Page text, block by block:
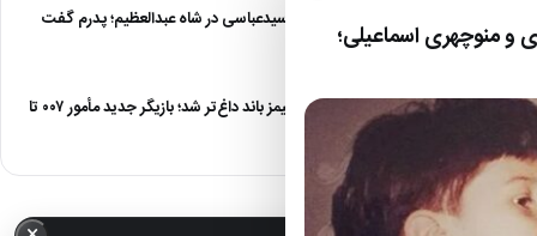
درگیری شدید داود سیدعباسی در شاه عبدالعظیم؛ پدرم گفت
طرف مُرد!
رقابت برای نقش جیمز باند داغ‌تر شد؛ بازیگر جدید مأمور ۰۰۷ تا
پایان…
منوچهری اسماعیلی؛